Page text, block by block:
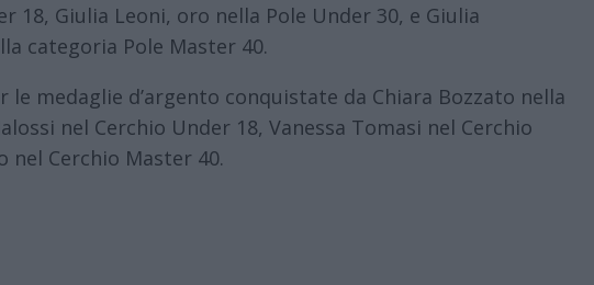
18, Giulia Leoni, oro nella Pole Under 30, e Giulia
categoria Pole Master 40.
medaglie d’argento conquistate da Chiara Bozzato nella
nel Cerchio Under 18, Vanessa Tomasi nel Cerchio
nel Cerchio Master 40.